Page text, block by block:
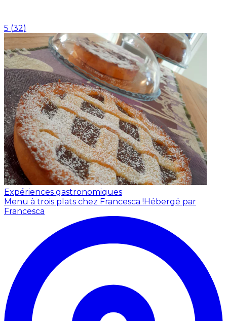
5 (32)
Expériences gastronomiques
Menu à trois plats chez Francesca !Hébergé par
Francesca